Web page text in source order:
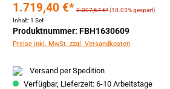
1.719,40 €* 2.097,67 €*(18.03% gespart)
Inhalt:1 Set
Produktnummer: FBH1630609
Preise inkl. MwSt. zzgl. Versandkosten
Versand per Spedition
Verfügbar, Lieferzeit: 6-10 Arbeitstage